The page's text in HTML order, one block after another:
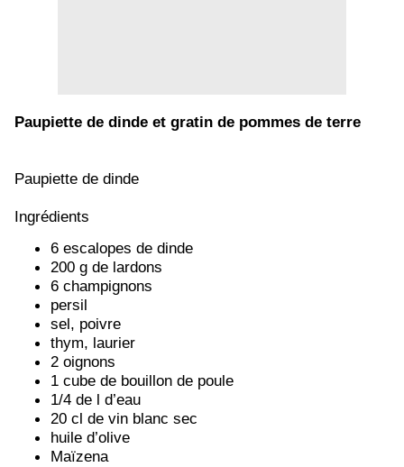
Paupiette de dinde et gratin de pommes de terre
Paupiette de dinde
Ingrédients
6 escalopes de dinde
200 g de lardons
6 champignons
persil
sel, poivre
thym, laurier
2 oignons
1 cube de bouillon de poule
1/4 de l d’eau
20 cl de vin blanc sec
huile d’olive
Maïzena